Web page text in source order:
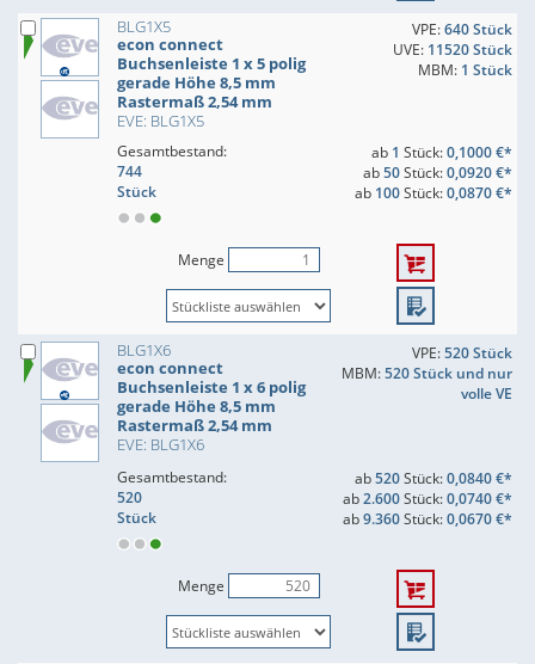
BLG1X5
econ connect
Buchsenleiste 1 x 5 polig
gerade Höhe 8,5 mm
Rastermaß 2,54 mm
EVE: BLG1X5
VPE:640 Stück
UVE: 11520 Stück
MBM: 1 Stück
Gesamtbestand:
744
Stück
ab 1 Stück:0,1000 €*
ab50Stück:0,0920 €*
ab 100Stück:0,0870 €*
Menge
BLG1X6
econ connect
Buchsenleiste 1 x 6 polig
gerade Höhe 8,5 mm
Rastermaß 2,54 mm
EVE: BLG1X6
VPE:520 Stück
MBM:520 Stück und nur
volle VE
Gesamtbestand:
520
Stück
ab520Stück:0,0840 €*
ab2.600Stück:0,0740 €*
ab9.360Stück:0,0670 €*
Menge